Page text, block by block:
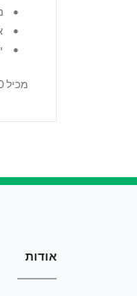
•
•
•
מכיל 150 מ"ל
אודות